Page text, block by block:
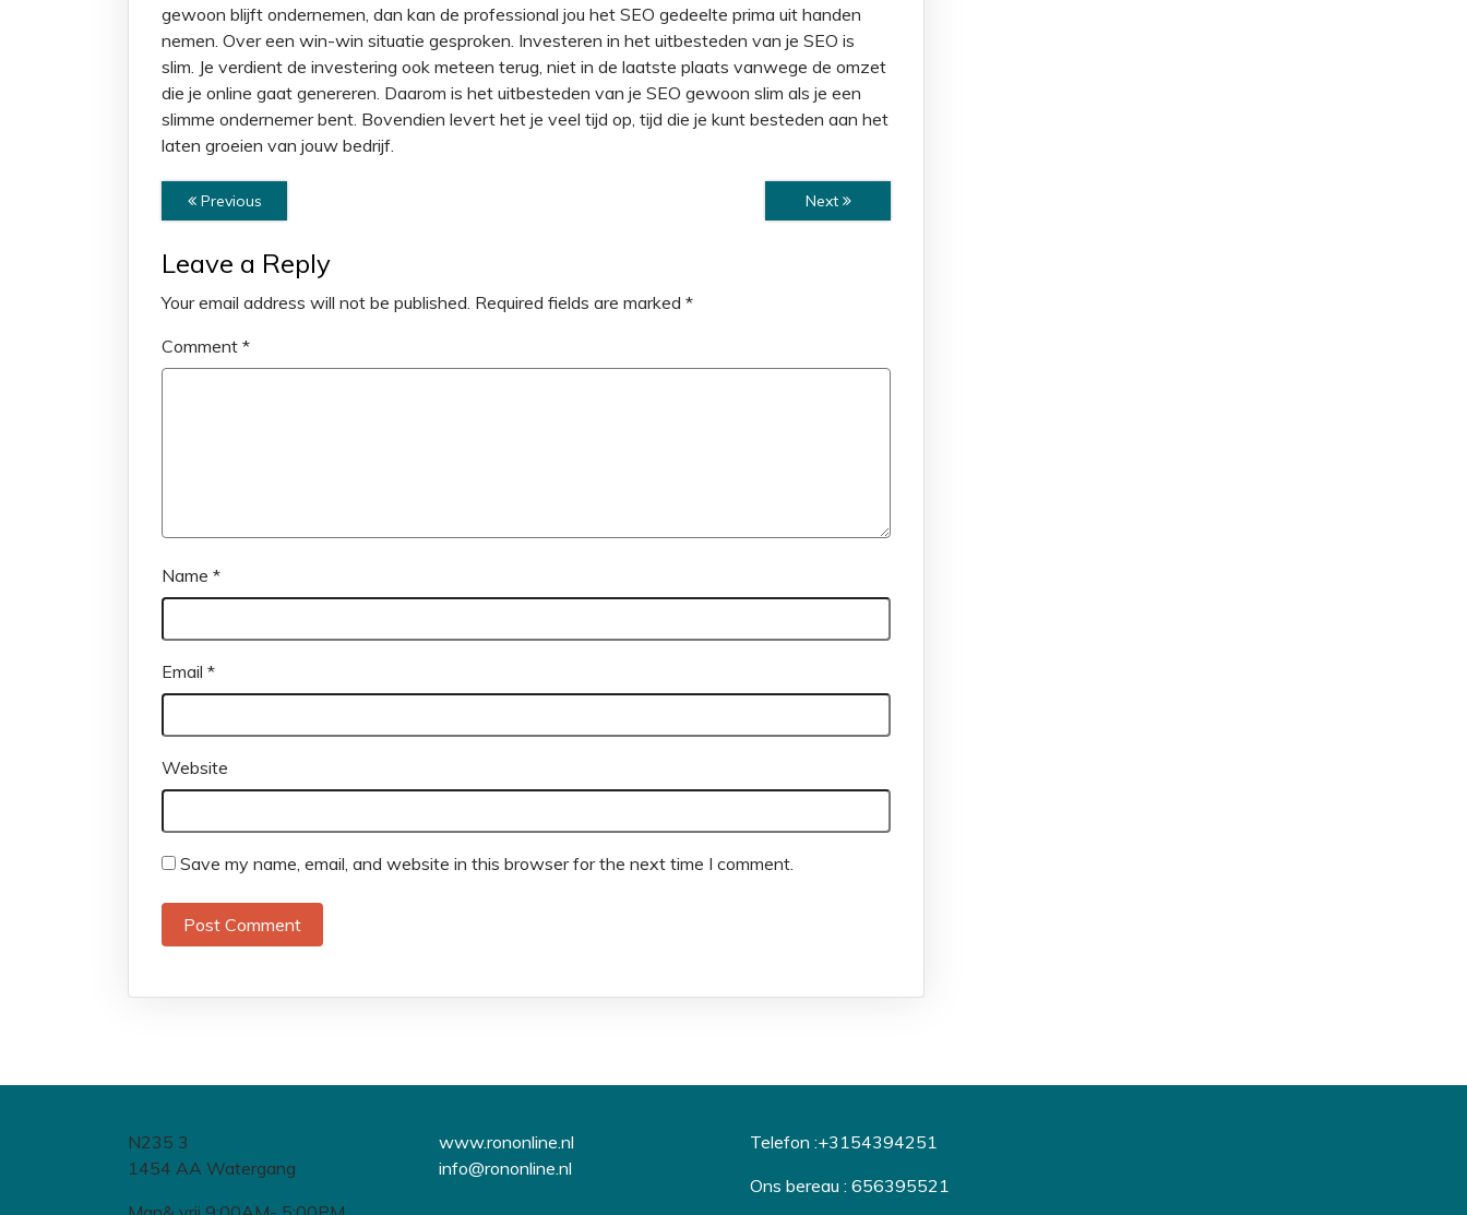
gewoon blijft ondernemen, dan kan de professional jou het SEO gedeelte prima uit handen
nemen. Over een win-win situatie gesproken. Investeren in het uitbesteden van je SEO is
slim. Je verdient de investering ook meteen terug, niet in de laatste plaats vanwege de omzet
die je online gaat genereren. Daarom is het uitbesteden van je SEO gewoon slim als je een
slimme ondernemer bent. Bovendien levert het je veel tijd op, tijd die je kunt besteden aan het
laten groeien van jouw bedrijf.
Previous Next
Leave a Reply
Your email address will not be published. Required fields are marked *
Comment *
Name *
Email *
Website
Save my name, email, and website in this browser for the next time I comment.
N235 3
1454 AA Watergang
www.rononline.nl
info@rononline.nl
Telefon :+3154394251
Ons bereau : 656395521